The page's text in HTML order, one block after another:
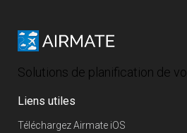
Solutions de planification de vol
Liens utiles
Téléchargez Airmate iOS